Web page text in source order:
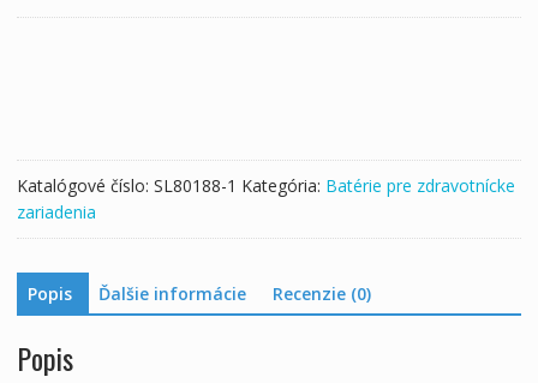
Katalógové číslo: SL80188-1 Kategória: Batérie pre zdravotnícke
zariadenia
Popis Ďalšie informácie Recenzie (0)
Popis